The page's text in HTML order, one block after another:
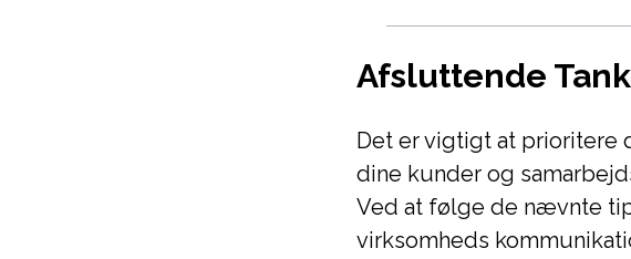
Afsluttende
Det er vigtigt at prioritere
dine kunder og
Ved at følge de nævnte
virksomheds